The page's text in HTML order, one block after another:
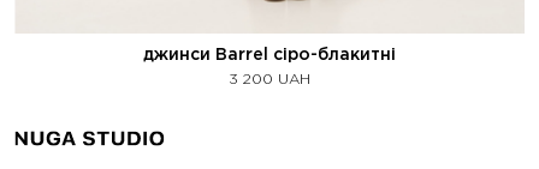
джинси Barrel сіро-блакитні
3 200 UAH